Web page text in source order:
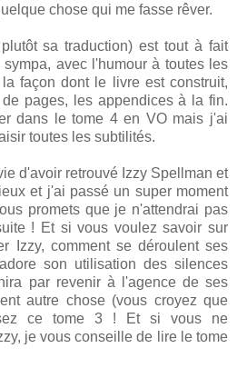
chose qui me fasse rêver.
sa traduction) est tout à fait
avec l'humour à toutes les
façon dont le livre est construit,
pages, les appendices à la fin.
dans le tome 4 en VO mais j'ai
toutes les subtilités.
d'avoir retrouvé Izzy Spellman et
et j'ai passé un super moment
promets que je n'attendrai pas
! Et si vous voulez savoir sur
Izzy, comment se déroulent ses
son utilisation des silences
par revenir à l'agence de ses
autre chose (vous croyez que
ce tome 3 ! Et si vous ne
je vous conseille de lire le tome